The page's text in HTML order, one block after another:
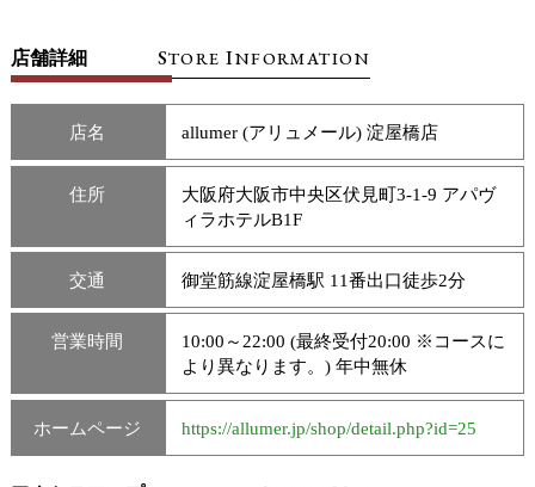
店舗詳細 STOREINFORMATION
店名 allumer (アリュメール) 淀屋橋店
住所
大阪府大阪市中央区伏見町3-1-9 アパヴ
ィラホテルB1F
交通 御堂筋線淀屋橋駅 11番出口徒歩2分
営業時間
10:00～22:00 (最終受付20:00 ※コースに
より異なります。) 年中無休
ホームページ https://allumer.jp/shop/detail.php?id=25